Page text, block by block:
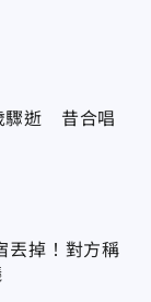
驟逝 昔合唱
丟掉！對方稱